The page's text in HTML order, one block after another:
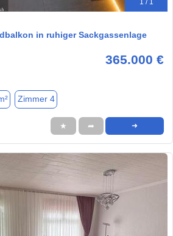
1 / 1
in ruhiger Sackgassenlage
365.000 €
Zimmer 4
★ ➦ ➜